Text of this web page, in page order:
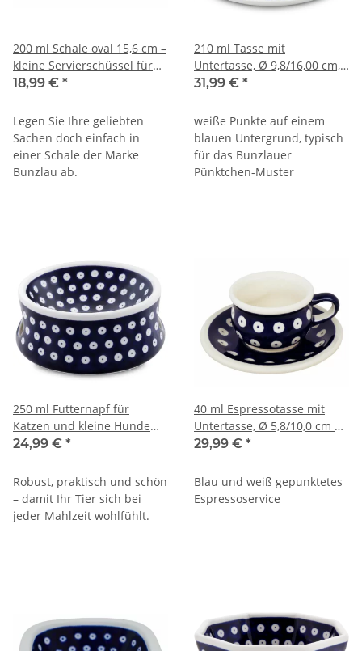
200 ml Schale oval 15,6 cm –
kleine Servierschüssel für
Oliven, Antipasti & Dips – 4
18,99 € *
Legen Sie Ihre geliebten
Sachen doch einfach in
einer Schale der Marke
Bunzlau ab.
210 ml Tasse mit
Untertasse, Ø 9,8/16,00 cm,
H 6,0/1,8 cm, Dekor 42
31,99 € *
weiße Punkte auf einem
blauen Untergrund, typisch
für das Bunzlauer
Pünktchen-Muster
250 ml Futternapf für
Katzen und kleine Hunde
Ø14,6 cm, Höhe: 6,5 cm,
24,99 € *
Robust, praktisch und schön
– damit Ihr Tier sich bei
jeder Mahlzeit wohlfühlt.
40 ml Espressotasse mit
Untertasse, Ø 5,8/10,0 cm H
3,8/1,6 cm, Dekor 42
29,99 € *
Blau und weiß gepunktetes
Espressoservice